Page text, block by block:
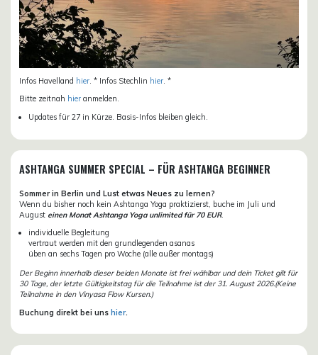
Infos Havelland hier . * Infos Stechlin hier . *
Bitte zeitnah hier anmelden.
Updates für 27 in Kürze. Basis-Infos bleiben gleich.
ASHTANGA SUMMER SPECIAL – FÜR ASHTANGA BEGINNER
Sommer in Berlin und Lust etwas Neues zu lernen?
Wenn du bisher noch kein Ashtanga Yoga praktizierst, buche im Juli und
August einen Monat Ashtanga Yoga unlimited für 70 EUR.
individuelle Begleitung
vertraut werden mit den grundlegenden asanas
üben an sechs Tagen pro Woche (alle außer montags)
Der Beginn innerhalb dieser beiden Monate ist frei wählbar und dein Ticket gilt für
30 Tage, der letzte Gültigkeitstag für die Teilnahme ist der 31. August 2026.(Keine
Teilnahme in den Vinyasa Flow Kursen.)
Buchung direkt bei uns hier.